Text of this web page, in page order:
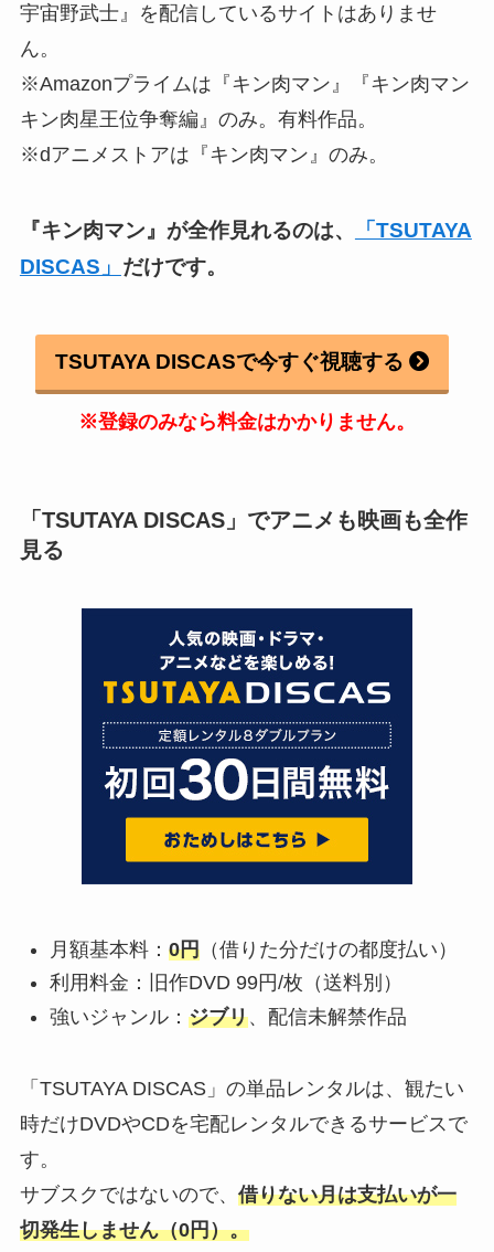
宇宙野武士』を配信しているサイトはありませ
ん。
※Amazonプライムは『キン肉マン』『キン肉マン
キン肉星王位争奪編』のみ。有料作品。
※dアニメストアは『キン肉マン』のみ。
『キン肉マン』 が全作見れるのは、
「TSUTAYA
DISCAS」 だけです。
TSUTAYA DISCASで今すぐ視聴する
※登録のみなら料金はかかりません。
「TSUTAYA DISCAS」でアニメも映画も全作
見る
月額基本料： 0円（借りた分だけの都度払い）
利用料金：旧作DVD 99円/枚（送料別）
強いジャンル： ジブリ、配信未解禁作品
「TSUTAYA DISCAS」の単品レンタルは、観たい
時だけDVDやCDを宅配レンタルできるサービスで
す。
サブスクではないので、 借りない月は支払いが一
切発生しません（0円）。